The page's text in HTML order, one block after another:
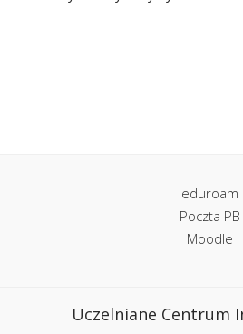
eduroam
Poczta PB
Moodle
Uczelniane Centrum